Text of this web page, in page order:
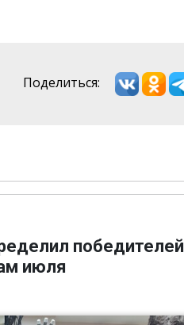
Поделиться:
победителей
июля